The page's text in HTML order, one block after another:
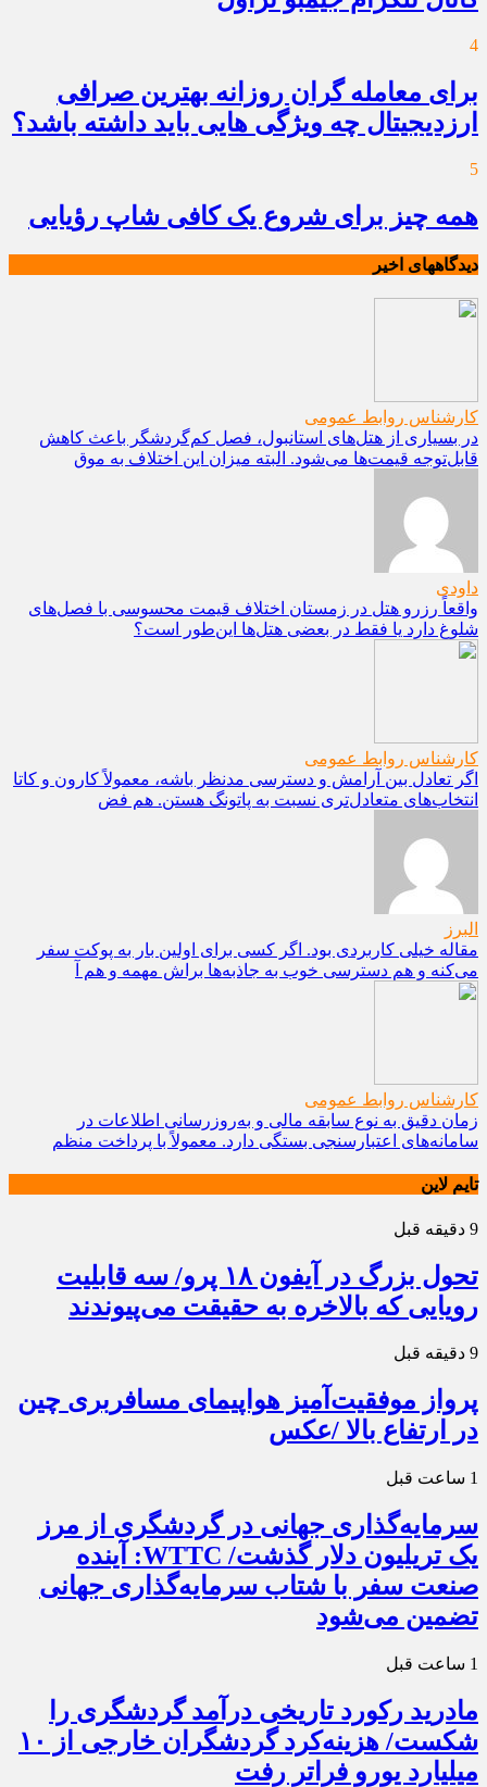
4
برای معامله گران روزانه بهترین صرافی
ارزدیجیتال چه ویژگی هایی باید داشته باشد؟
5
همه چیز برای شروع یک کافی شاپ رؤیایی
دیدگاههای اخیر
کارشناس روابط عمومی
در بسیاری از هتل‌های استانبول، فصل کم‌گردشگر باعث کاهش
قابل‌توجه قیمت‌ها می‌شود. البته میزان این اختلاف به موق
داودی
واقعاً رزرو هتل در زمستان اختلاف قیمت محسوسی با فصل‌های
شلوغ دارد یا فقط در بعضی هتل‌ها این‌طور است؟
کارشناس روابط عمومی
اگر تعادل بین آرامش و دسترسی مدنظر باشه، معمولاً کارون و کاتا
انتخاب‌های متعادل‌تری نسبت به پاتونگ هستن. هم فض
البرز
مقاله خیلی کاربردی بود. اگر کسی برای اولین بار به پوکت سفر
می‌کنه و هم دسترسی خوب به جاذبه‌ها براش مهمه و هم آ
کارشناس روابط عمومی
زمان دقیق به نوع سابقه مالی و به‌روزرسانی اطلاعات در
سامانه‌های اعتبارسنجی بستگی دارد. معمولاً با پرداخت منظم
تایم لاین
9 دقیقه قبل
تحول بزرگ در آیفون ۱۸ پرو/ سه قابلیت
رویایی که بالاخره به حقیقت می‌پیوندند
9 دقیقه قبل
پرواز موفقیت‌آمیز هواپیمای مسافربری چین
در ارتفاع بالا /عکس
1 ساعت قبل
سرمایه‌گذاری جهانی در گردشگری از مرز
یک تریلیون دلار گذشت/ WTTC: آینده
صنعت سفر با شتاب سرمایه‌گذاری جهانی
تضمین می‌شود
1 ساعت قبل
مادرید رکورد تاریخی درآمد گردشگری را
شکست/ هزینه‌کرد گردشگران خارجی از ۱۰
میلیارد یورو فراتر رفت